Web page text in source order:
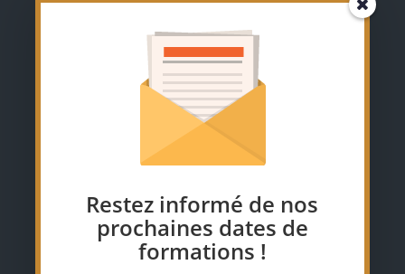
Restez informé de nos
prochaines dates de
formations !